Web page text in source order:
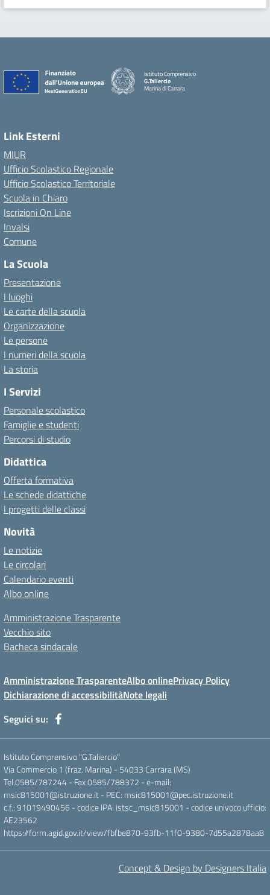
Istituto Comprensivo
G.Taliercio
Marina di Carrara
Link Esterni
MIUR
Ufficio Scolastico Regionale
Ufficio Scolastico Territoriale
Scuola in Chiaro
Iscrizioni On Line
Invalsi
Comune
La Scuola
Presentazione
I luoghi
Le carte della scuola
Organizzazione
Le persone
I numeri della scuola
La storia
I Servizi
Personale scolastico
Famiglie e studenti
Percorsi di studio
Didattica
Offerta formativa
Le schede didattiche
I progetti delle classi
Novità
Le notizie
Le circolari
Calendario eventi
Albo online
Amministrazione Trasparente
Vecchio sito
Bacheca sindacale
Amministrazione TrasparenteAlbo onlinePrivacy Policy
Dichiarazione di accessibilitàNote legali
Seguici su:
Istituto Comprensivo "G.Taliercio"
Via Commercio 1 (fraz. Marina) - 54033 Carrara (MS)
Tel.0585/787244 - Fax 0585/788372 - e-mail:
msic815001@istruzione.it - PEC: msic815001@pec.istruzione.it
c.f.: 91019490456 - codice IPA: istsc_msic815001 - codice univoco ufficio:
AE23562
https://form.agid.gov.it/view/fbfbe870-93fb-11f0-9380-7d55a2878aa8
Concept & Design by Designers Italia